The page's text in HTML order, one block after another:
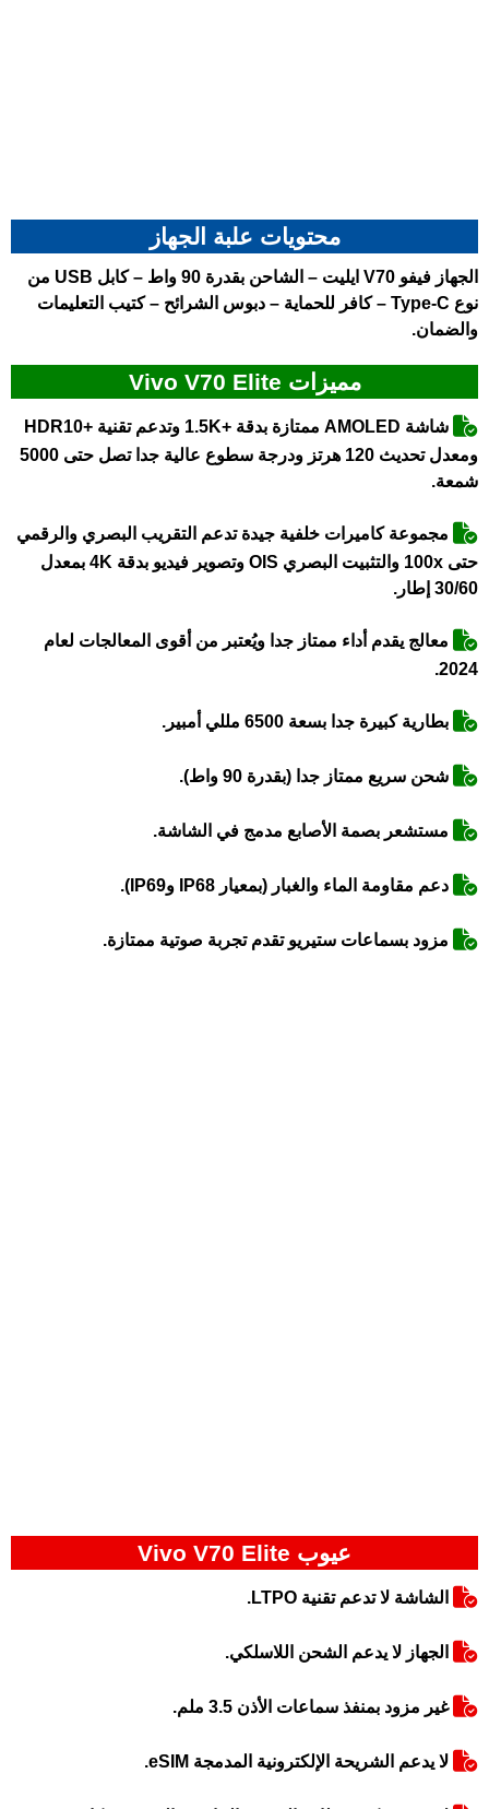
محتويات علبة الجهاز
الجهاز فيفو V70 ايليت
– الشاحن بقدرة 90 واط – كابل USB من
نوع Type-C – كافر للحماية – دبوس الشرائح – كتيب التعليمات
والضمان.
مميزات Vivo V70 Elite
شاشة AMOLED ممتازة بدقة +1.5K وتدعم تقنية +HDR10
ومعدل تحديث 120 هرتز ودرجة سطوع عالية جدا تصل حتى 5000
شمعة.
مجموعة كاميرات خلفية جيدة تدعم التقريب البصري والرقمي
حتى 100x والتثبيت البصري OIS وتصوير فيديو بدقة 4K بمعدل
30/60 إطار.
معالج يقدم أداء ممتاز جدا ويُعتبر من أقوى المعالجات لعام
2024.
بطارية كبيرة جدا بسعة 6500 مللي أمبير.
شحن سريع ممتاز جدا (بقدرة 90 واط).
مستشعر بصمة الأصابع مدمج في الشاشة.
دعم مقاومة الماء والغبار (بمعيار IP68 وIP69).
مزود بسماعات ستيريو تقدم تجربة صوتية ممتازة.
عيوب Vivo V70 Elite
الشاشة لا تدعم تقنية LTPO.
الجهاز لا يدعم الشحن اللاسلكي.
غير مزود بمنفذ سماعات الأذن 3.5 ملم.
لا يدعم الشريحة الإلكترونية المدمجة eSIM.